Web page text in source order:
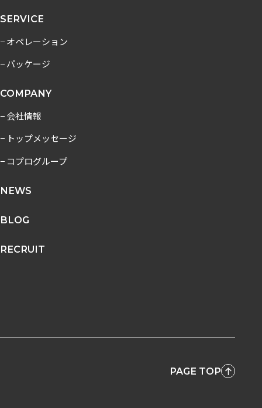
SERVICE
− オペレーション
− パッケージ
COMPANY
− 会社情報
− トップメッセージ
− コプログループ
NEWS
BLOG
RECRUIT
PAGE TOP